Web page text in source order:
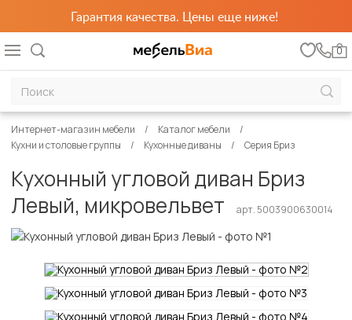
Гарантия качества. Цены еще ниже!
0
Интернет-магазин мебели
Каталог мебели
Кухни и столовые группы
Кухонные диваны Серия Бриз
Кухонный угловой диван Бриз
Левый, микровельвет
арт. 5003900630014